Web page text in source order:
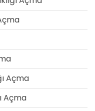
Açma
Açma